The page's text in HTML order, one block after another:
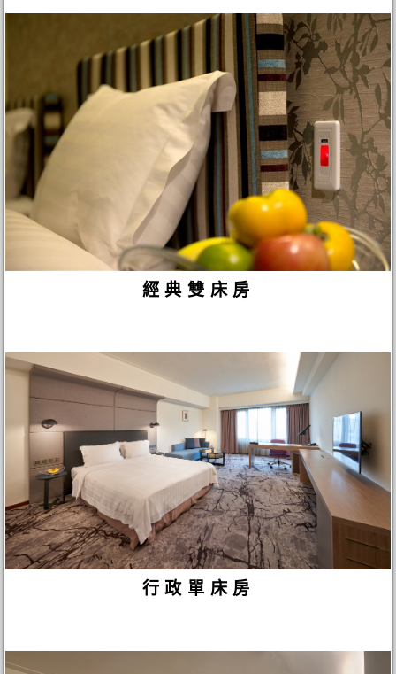
經典雙床房
行政單床房